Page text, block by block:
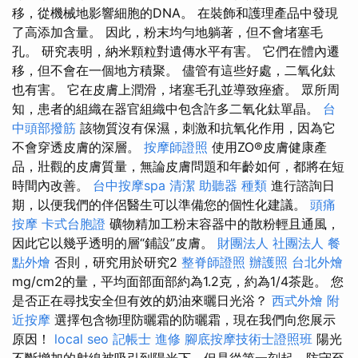
移，從機械地影響細胞的DNA。 在裝飾和護理產品中發現
了高添加含量。 因此，粉末均勻地躺著，但不會堵塞毛
孔。 研究表明，納米顆粒對遺傳水平有害。 它們在體內遷
移，但不會在一個地方積聚。 儘管有這些好處，二氧化鈦
也有害。 它在皮膚上潤滑，堵塞毛孔並導致痤瘡。 眾所周
知，患者的組織在器官組織中包含許多二氧化鈦單晶。 台
中頭部撥筋 該物質沒有保濕，刺激和抗氧化作用，因為它
不會穿透皮膚的深層。 按摩師證照 使用ZO®皮膚健康產
品，壯觀的皮膚質量，無論皮膚問題和年齡如何，都將在短
時間內改善。 台中按摩spa 清潔 助聽器 種類 進行諮詢日
期，以便我們的伴侶醫生可以準備您的個性化建議。 頭痛
按摩 卡式台胞證 礦物精加工粉末容器中的散粉輕且通風，
因此它以幾乎透明的層“鋪設”皮膚。 財團法人 社團法人 餐
點外燴 否則，研究用於研究2 整脊師證照 辦護照 台北外燴
mg/cm2的量，平均面部面部約為1.2克，約為1/4茶匙。 您
是否正在尋找安全但有效的奶油來曬日光浴？ 西式外燴 附
近按摩 選擇包含物理防曬霜的防曬霜，現在我們向您展示
原因！ local seo 記帳士 進修 腳底按摩技術士證照班 陽光